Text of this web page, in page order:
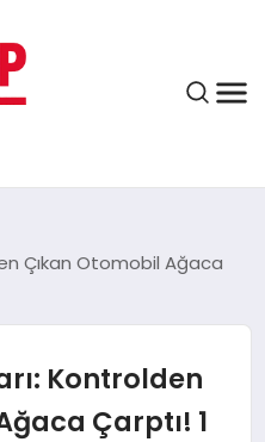
Çıkan Otomobil Ağaca
Kontrolden
Çarptı! 1